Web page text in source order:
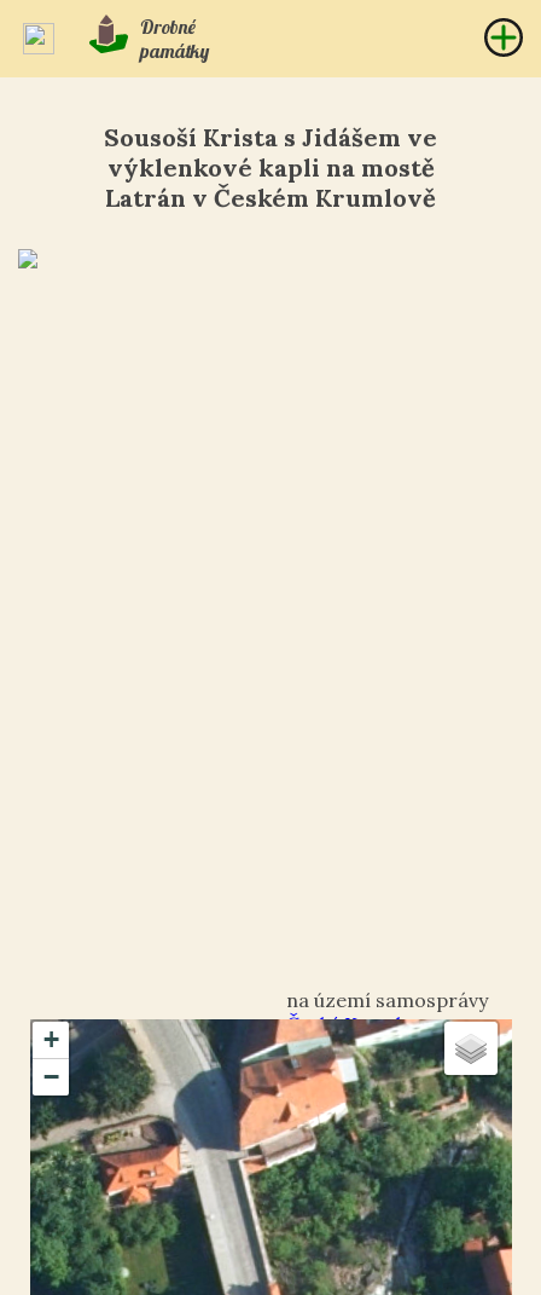
Drobné
památky
Sousoší Krista s Jidášem ve
výklenkové kapli na mostě
Latrán v Českém Krumlově
+
−
Český Krumlov
okres Český Krumlov
Český Krumlov
48.815018, 14.317075
Socha